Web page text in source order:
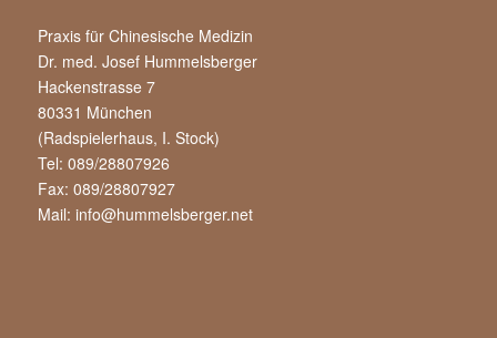
Praxis für Chinesische Medizin
Dr. med. Josef Hummelsberger
Hackenstrasse 7
80331 München
(Radspielerhaus, I. Stock)
Tel: 089/28807926
Fax: 089/28807927
Mail: info@hummelsberger.net